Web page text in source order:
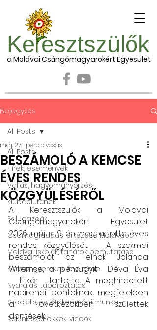
Ke esztszülők
a Moldvai Csángómagyarokért Egyesület
Bejegyzés
All Posts
Hírek, események
Vallás, hagyományőrzés
Klubdélutánok
Falugazdák
Csomagleadás, érkezése Moldvába
Moldvai iskolák, tanárok bemutatása
Keresztgyerekek levélcíme
Nyaralás, táboroztatás
Szociális és jótékonysági munka
Rólunk szól: cikkek, videók
All Posts
BESZÁMOLÓ A KEMCSE
ÉVES RENDES
KÖZGYÜLÉSÉRŐL
máj. 27.1 perc olvasás
A Keresztszülők a Moldvai
Csángómagyarokért Egyesület
2026. május 9-én megtartotta éves
rendes közgyűlését.   A szakmai
beszámolót az elnök Jolanda
Willemse, a pénzügyit  Dévai Éva
titkár  tartotta. A meghirdetett
napirendi pontoknak megfelelően
a következőkben születtek
döntések: